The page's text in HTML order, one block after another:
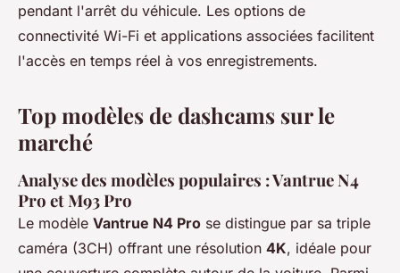
pendant l'arrêt du véhicule. Les options de
connectivité Wi-Fi et applications associées facilitent
l'accès en temps réel à vos enregistrements.
Top modèles de dashcams sur le
marché
Analyse des modèles populaires : Vantrue N4
Pro et M93 Pro
Le modèle Vantrue N4 Pro se distingue par sa triple
caméra (3CH) offrant une résolution 4K, idéale pour